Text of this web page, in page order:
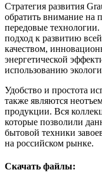
Стратегия развития
обратить внимание
передовые
подход к развитию
качеством,
энергетической
использованию
Удобство и простота
также являются
продукции. Вся
которые позволили
бытовой техники
на российском рынке.
Скачать файлы: